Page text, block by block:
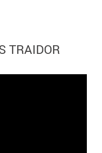
TRAIDOR